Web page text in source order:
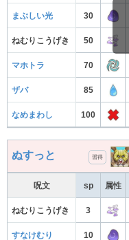
まぶしい光 30
ねむりこうげき 50
マホトラ 70
ザバ 85
なめまわし 100
ぬすっと 習得
呪文 sp 属性
ねむりこうげき 3
すなけむり 10